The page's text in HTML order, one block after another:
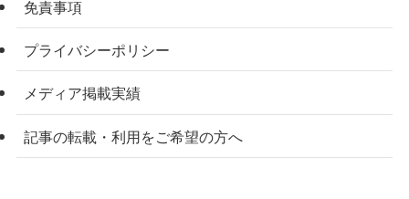
免責事項
プライバシーポリシー
メディア掲載実績
記事の転載・利用をご希望の方へ